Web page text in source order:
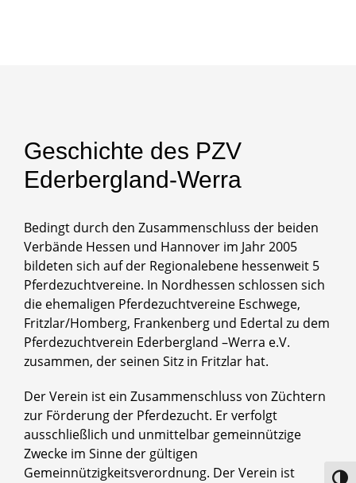
Geschichte des PZV
Ederbergland-Werra
Bedingt durch den Zusammenschluss der beiden
Verbände Hessen und Hannover im Jahr 2005
bildeten sich auf der Regionalebene hessenweit 5
Pferdezuchtvereine. In Nordhessen schlossen sich
die ehemaligen Pferdezuchtvereine Eschwege,
Fritzlar/Homberg, Frankenberg und Edertal zu dem
Pferdezuchtverein Ederbergland –Werra e.V.
zusammen, der seinen Sitz in Fritzlar hat.
Der Verein ist ein Zusammenschluss von Züchtern
zur Förderung der Pferdezucht. Er verfolgt
ausschließlich und unmittelbar gemeinnützige
Zwecke im Sinne der gültigen
Gemeinnützigkeitsverordnung. Der Verein ist